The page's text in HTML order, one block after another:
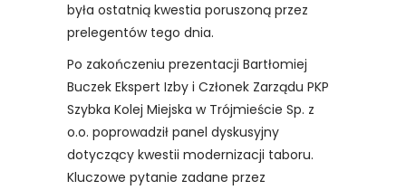
była ostatnią kwestia poruszoną przez
prelegentów tego dnia.
Po zakończeniu prezentacji Bartłomiej
Buczek Ekspert Izby i Członek Zarządu PKP
Szybka Kolej Miejska w Trójmieście Sp. z
o.o. poprowadził panel dyskusyjny
dotyczący kwestii modernizacji taboru.
Kluczowe pytanie zadane przez